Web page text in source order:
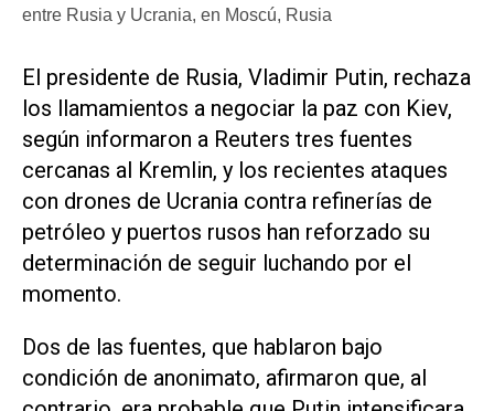
entre Rusia y Ucrania, en Moscú, Rusia
El presidente de Rusia, Vladimir Putin, ​rechaza
los llamamientos a negociar la paz con Kiev,
según informaron a Reuters tres fuentes
cercanas al Kremlin, y los recientes ataques
con drones de Ucrania contra refinerías de
petróleo y puertos rusos han reforzado su
determinación de seguir luchando ‌por el
momento.
Dos de las fuentes, que hablaron bajo
‌condición de anonimato, afirmaron que, al